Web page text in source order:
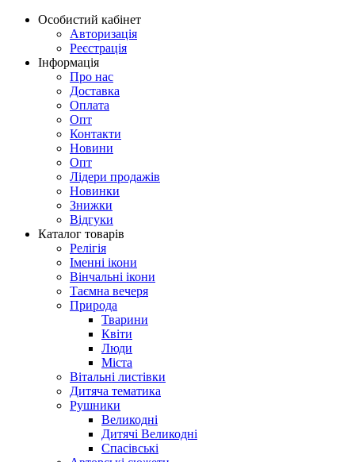
Особистий кабінет
Авторизація
Реєстрація
Інформація
Про нас
Доставка
Оплата
Опт
Контакти
Новини
Опт
Лідери продажів
Новинки
Знижки
Відгуки
Каталог товарів
Релігія
Іменні ікони
Вінчальні ікони
Таємна вечеря
Природа
Тварини
Квіти
Люди
Міста
Вітальні листівки
Дитяча тематика
Рушники
Великодні
Дитячі Великодні
Спасівські